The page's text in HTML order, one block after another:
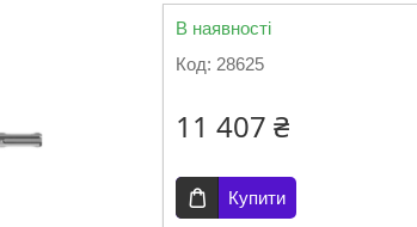
В наявності
Код: 28625
11 407 ₴
Купити